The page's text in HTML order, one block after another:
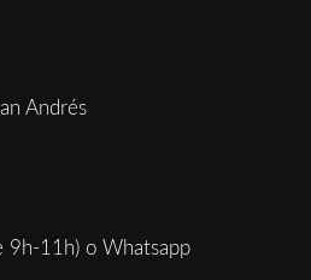
Andrés
11h) o Whatsapp